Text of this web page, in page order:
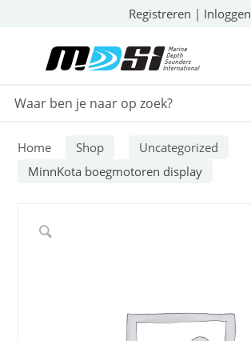
Registreren | Inloggen
Home Shop
Uncategorized
MinnKota boegmotoren display